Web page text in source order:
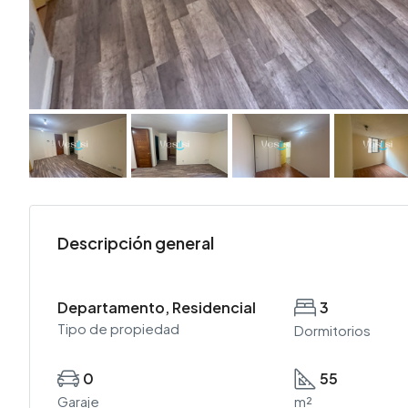
Descripción general
Departamento, Residencial
Tipo de propiedad
3
Dormitorios
0
Garaje
55
m²